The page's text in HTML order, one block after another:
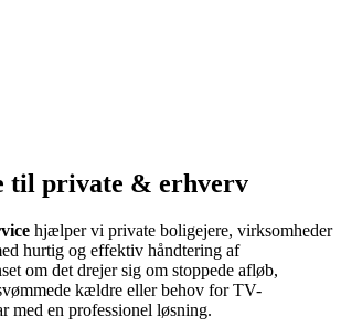
til private & erhverv
hjælper vi private boligejere, virksomheder
hurtig og effektiv håndtering af
om det drejer sig om stoppede afløb,
kældre eller behov for TV-
med en professionel løsning.